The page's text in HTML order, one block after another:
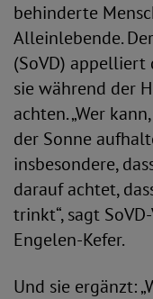
behinderte
Alleinlebende.
(SoVD) appelliert
sie während der
achten. „Wer
der Sonne
insbesondere,
darauf achtet,
trinkt“, sagt
Engelen-Kefer.
Und sie ergänzt: